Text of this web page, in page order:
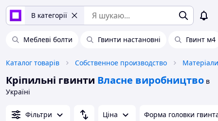
В категорії
Меблеві болти Гвинти настановні Гвинт м4
Каталог товарів Собственное производство
Кріпильні гвинти Власне виробництво в
Україні
Фільтри Ціна Форма головки